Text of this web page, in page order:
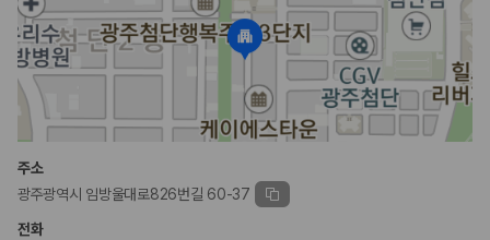
주소
광주광역시 임방울대로826번길 60-37
전화